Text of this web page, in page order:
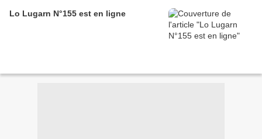
Lo Lugarn N°155 est en ligne